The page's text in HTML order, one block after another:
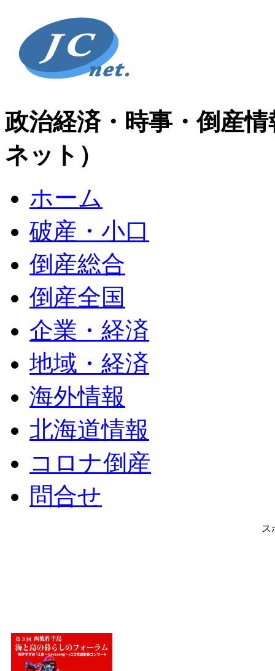
政治経済・時事・倒産
ネット）
ホーム
破産・小口
倒産総合
倒産全国
企業・経済
地域・経済
海外情報
北海道情報
コロナ倒産
問合せ
ス